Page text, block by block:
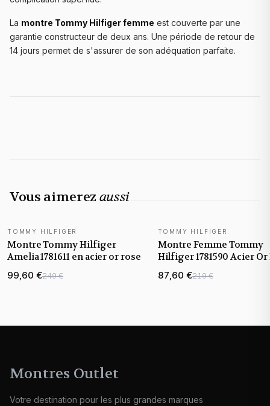
La montre Tommy Hilfiger femme est couverte par une
garantie constructeur de deux ans. Une période de retour de
14 jours permet de s'assurer de son adéquation parfaite.
Vous aimerez aussi
TOMMY HILFIGER
Montre Tommy Hilfiger
Amelia 1781611 en acier or rose
99,60 €249 €
TOMMY HILFIGER
Montre Femme Tommy
Hilfiger 1781590 Acier Or
87,60 €219 €
Montres Outlet
Votre destination pour les plus grandes marques